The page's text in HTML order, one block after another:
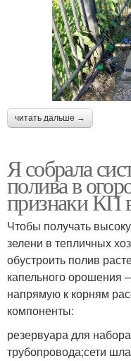
читать дальше →
Я собрала
полива в
признаки КП
Чтобы получать
зелени в тепличных
обустроить полив
капельного орошения
напрямую к корням
компоненты:
резервуара для
трубопровода;сети